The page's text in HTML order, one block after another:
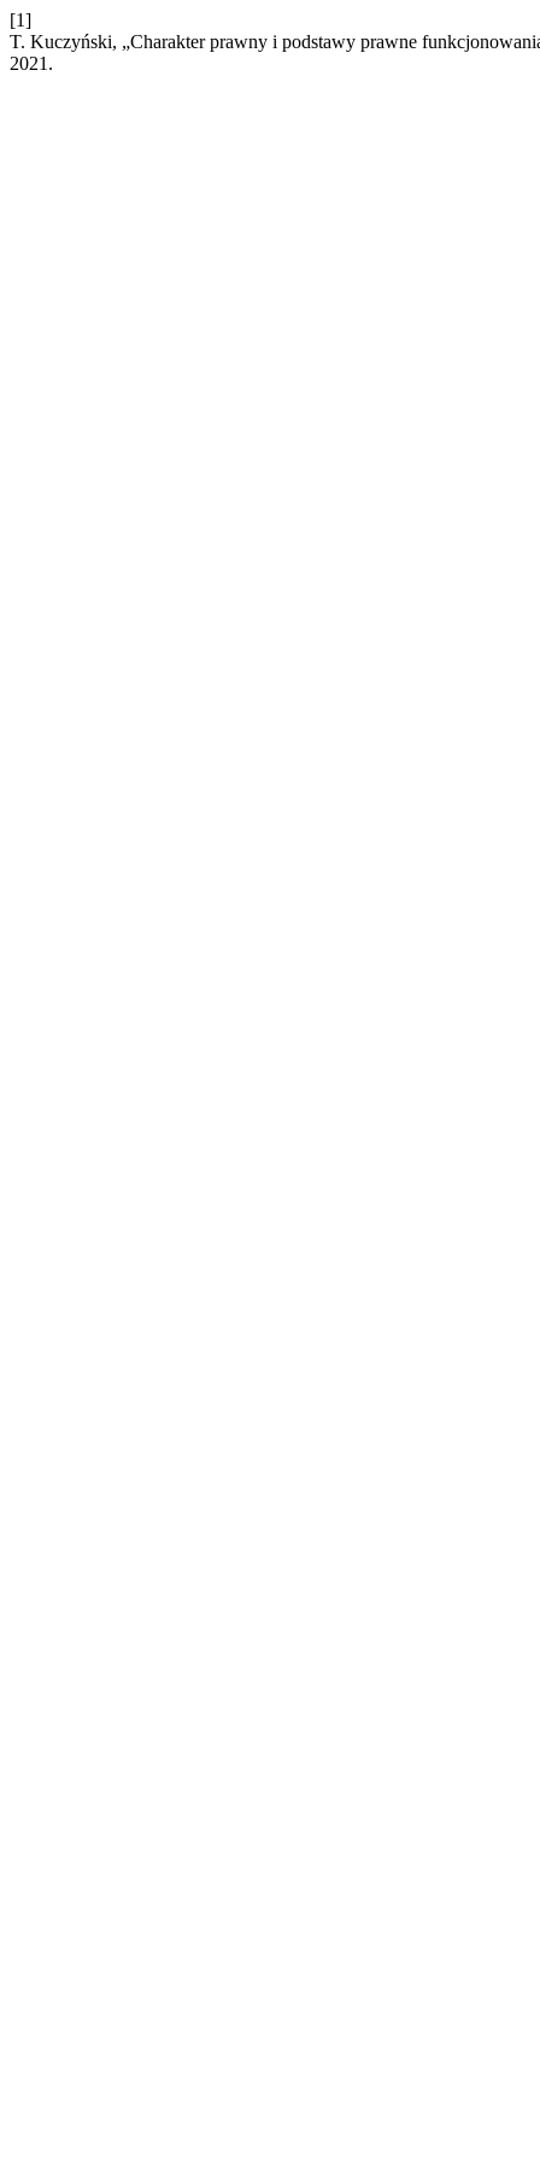
[1]
T. Kuczyński, „Charakter prawny i podstawy prawne
2021.